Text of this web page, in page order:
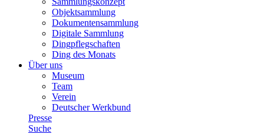
Objektsammlung
Dokumentensammlung
Digitale Sammlung
Dingpflegschaften
Ding des Monats
Über uns
Museum
Team
Verein
Deutscher Werkbund
Presse
Suche